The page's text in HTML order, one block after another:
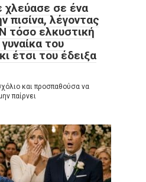
χλεύασε σε ένα
πισίνα, λέγοντας
ελκυστική
του
έτσι του έδειξα
και προσπαθούσα να
παίρνει